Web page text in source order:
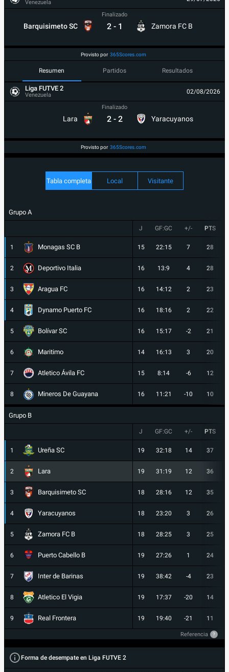
Venezuela
Barquisimeto SC
Finalizado
2 - 1 Zamora FC B
Provisto por 365Scores.com
Resumen Partidos Resultados
Liga FUTVE 2
Venezuela 02/08/2026
Lara
Finalizado
2 - 2 Yaracuyanos
Provisto por 365Scores.com
Tabla completa Local Visitante
Grupo A
J GF:GC +/- PTS
1 Monagas SC B 15 22:15 7 28
2 Deportivo Italia 16 13:9 4 28
3 Aragua FC 16 14:12 2 23
4 Dynamo Puerto FC 16 18:16 2 22
5 Bolívar SC 16 15:17 -2 21
6 Maritimo 14 16:13 3 20
7 Atletico Ávila FC 15 8:14 -6 12
8 Mineros De Guayana 16 11:21 -10 10
Grupo B
J GF:GC +/- PTS
1 Ureña SC 19 32:18 14 37
2 Lara 19 31:19 12 36
3 Barquisimeto SC 18 28:16 12 35
4 Yaracuyanos 18 23:20 3 26
5 Zamora FC B 18 28:25 3 25
6 Puerto Cabello B 19 27:26 1 24
7 Inter de Barinas 19 38:42 -4 23
8 Atletico El Vigia 19 17:37 -20 14
9 Real Frontera 19 19:40 -21 11
Referencia ?
Forma de desempate en Liga FUTVE 2